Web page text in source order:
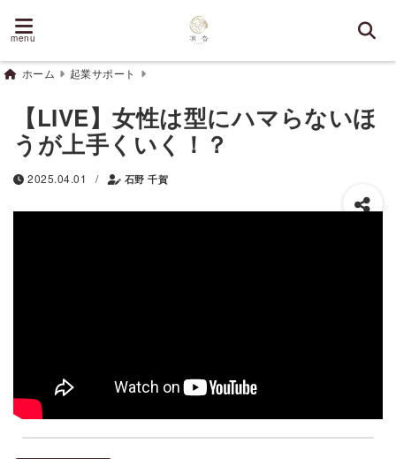
menu
ホーム 起業サポート
【LIVE】女性は型にハマらないほ
うが上手くいく！？
2025.04.01 / 石野 千賀